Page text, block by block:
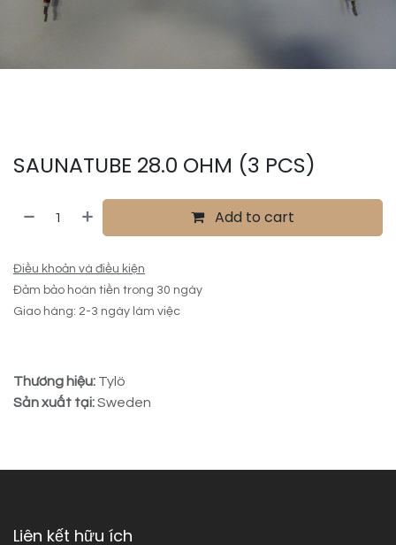
SAUNATUBE 28.0 OHM (3 PCS)
Add to cart
Điều khoản và điều kiện
Đảm bảo hoàn tiền trong 30 ngày
Giao hàng: 2-3 ngày làm việc
Thương hiệu: Tylö
Sản xuất tại:Sweden
Liên kết hữu ích